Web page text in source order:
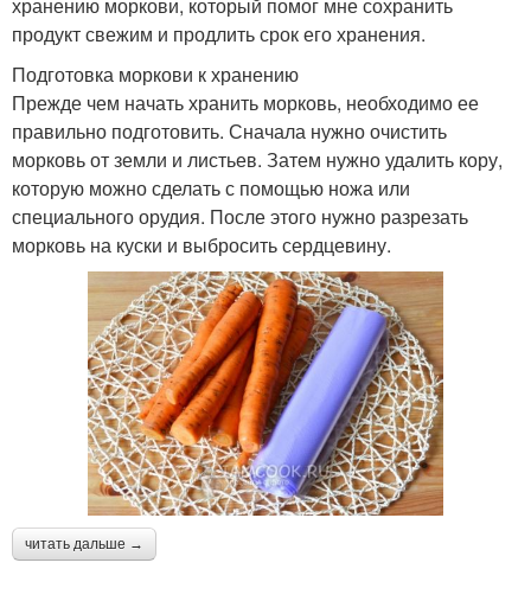
хранению моркови, который помог мне сохранить
продукт свежим и продлить срок его хранения.
Подготовка моркови к хранению
Прежде чем начать хранить морковь, необходимо ее
правильно подготовить. Сначала нужно очистить
морковь от земли и листьев. Затем нужно удалить кору,
которую можно сделать с помощью ножа или
специального орудия. После этого нужно разрезать
морковь на куски и выбросить сердцевину.
читать дальше →